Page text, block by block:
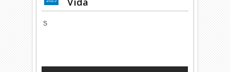
S